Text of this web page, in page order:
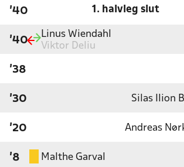
'40 1. halvleg slut
'40
Linus Wiendahl
Viktor Deliu
'38
'30 Silas Ilion
'20 Andreas
'8 Malthe Garval